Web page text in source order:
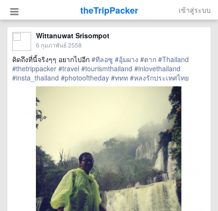
theTripPacker เข้าสู่ระบบ
Wittanuwat Srisompot
6 กุมภาพันธ์ 2558
คิดถึงที่นี้จริงๆๆ อยากไปอีก #ทีลอซู #อุ้มผาง #ตาก #Thailand
#thetrippacker #travel #tourismthailand #inlovethailand
#insta_thailand #photooftheday #ททท #หลงรักประเทศไทย